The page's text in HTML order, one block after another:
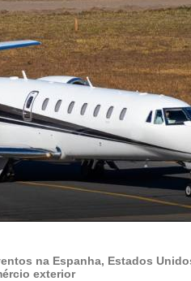
na Espanha, Estados
exterior